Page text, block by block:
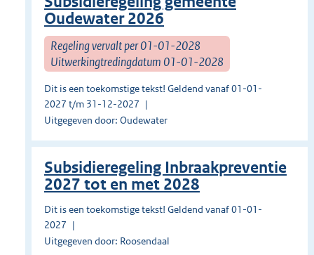
Oudewater 2026
Regeling vervalt per 01-01-2028
Uitwerkingtredingdatum 01-01-2028
Dit is een toekomstige tekst! Geldend vanaf 01-01-
2027 t/m 31-12-2027
Uitgegeven door: Oudewater
Subsidieregeling Inbraakpreventie
2027 tot en met 2028
Dit is een toekomstige tekst! Geldend vanaf 01-01-
2027
Uitgegeven door: Roosendaal